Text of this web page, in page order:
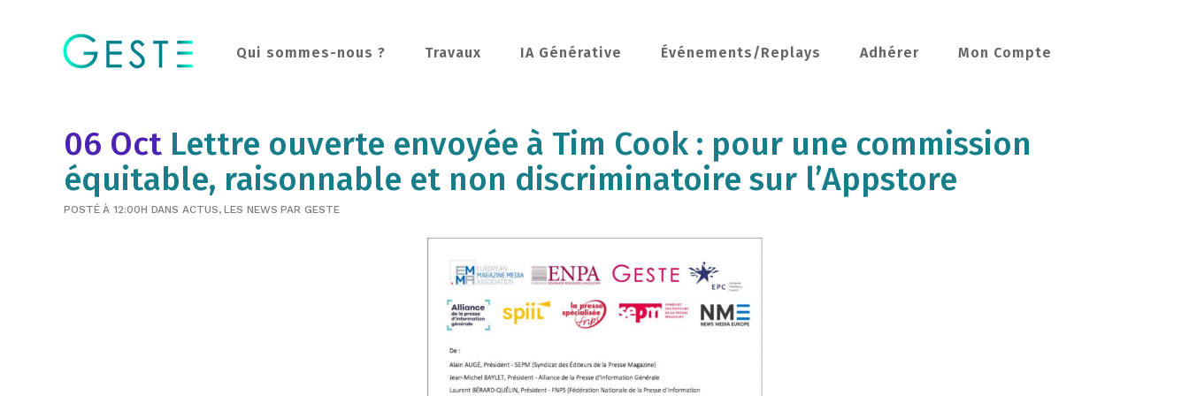
Qui sommes-nous ? Travaux IA Générative Événements/Replays Adhérer Mon Compte
06 Oct Lettre ouverte envoyée à Tim Cook : pour une commission
équitable, raisonnable et non discriminatoire sur l’Appstore
POSTÉ À 12:00H DANSACTUS,LES NEWS PARGESTE